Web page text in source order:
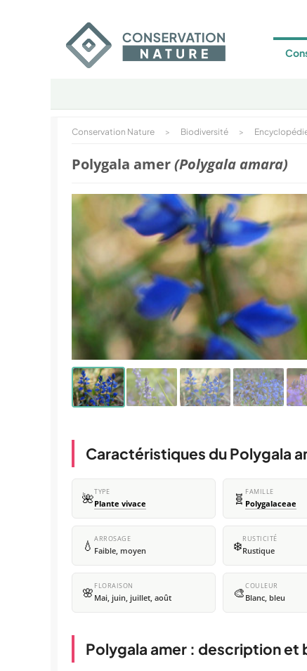
Conservation Nature > Biodiversité >
Polygala amer(Polygala amara)
Caractéristiques du Polygala
🌺TYPE
Plante vivace 🧬 FAMILLE
Polygalaceae
💧 ARROSAGE
Faible, moyen ❄️RUSTICITÉ
Rustique
🌸 FLORAISON
Mai, juin, juillet, août 🎨COULEUR
Blanc, bleu
Polygala amer : description et